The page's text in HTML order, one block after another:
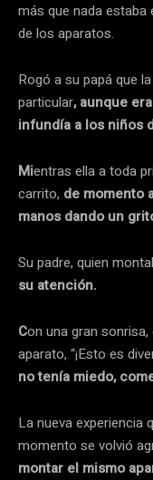
más que nada
de los aparatos.
Rogó a su papá que
particular, aunque
infundía a los niños
Mientras ella a toda
carrito, de momento
manos dando un
Su padre, quien
su atención.
Con una gran
aparato, “¡Esto es
no tenía miedo,
La nueva experiencia
momento se volvió
montar el mismo